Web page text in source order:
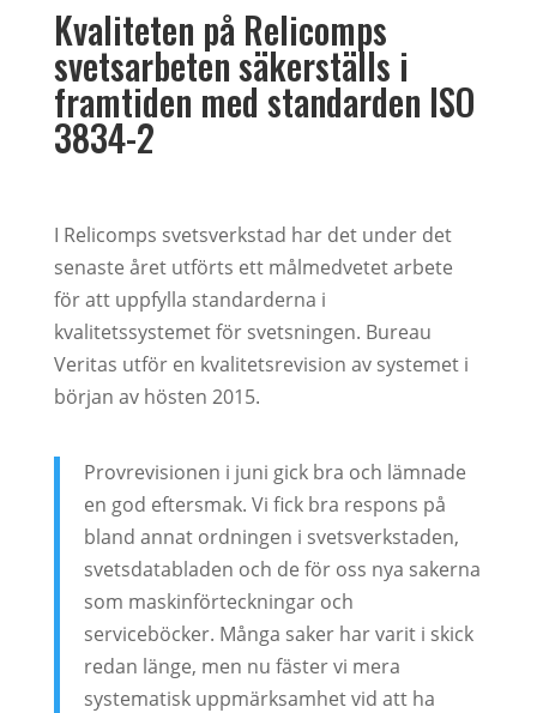
Kvaliteten på Relicomps
svetsarbeten säkerställs i
framtiden med standarden ISO
3834-2
I Relicomps svetsverkstad har det under det
senaste året utförts ett målmedvetet arbete
för att uppfylla standarderna i
kvalitetssystemet för svetsningen. Bureau
Veritas utför en kvalitetsrevision av systemet i
början av hösten 2015.
Provrevisionen i juni gick bra och lämnade
en god eftersmak. Vi fick bra respons på
bland annat ordningen i svetsverkstaden,
svetsdatabladen och de för oss nya sakerna
som maskinförteckningar och
serviceböcker. Många saker har varit i skick
redan länge, men nu fäster vi mera
systematisk uppmärksamhet vid att ha